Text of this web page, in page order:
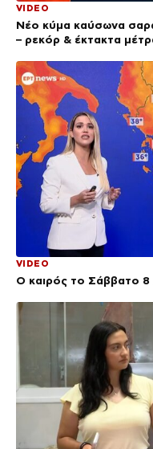
VIDEO
Νέο κύμα καύσωνα
– ρεκόρ & έκτακτα
VIDEO
Ο καιρός το Σάββατο